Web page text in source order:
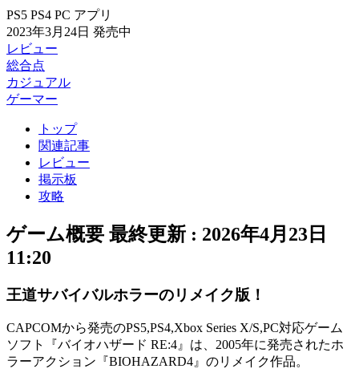
PS5 PS4 PC アプリ
2023年3月24日 発売中
レビュー
総合点
カジュアル
ゲーマー
トップ
関連記事
レビュー
掲示板
攻略
ゲーム概要 最終更新 : 2026年4月23日
11:20
王道サバイバルホラーのリメイク版！
CAPCOMから発売のPS5,PS4,Xbox Series X/S,PC対応ゲーム
ソフト『バイオハザード RE:4』は、2005年に発売されたホ
ラーアクション 『BIOHAZARD4』のリメイク作品。